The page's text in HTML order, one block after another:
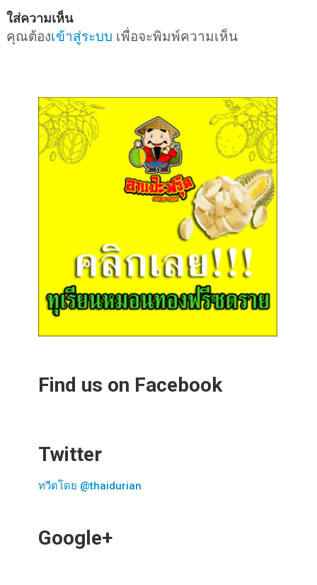
ใส่ความเห็น
คุณต้องเข้าสู่ระบบ เพื่อจะพิมพ์ความเห็น
Find us on Facebook
Twitter
ทวีตโดย @thaidurian
Google+